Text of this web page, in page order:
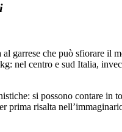
garrese che può sfiorare il
nel centro e sud Italia,
si possono contare
risalta